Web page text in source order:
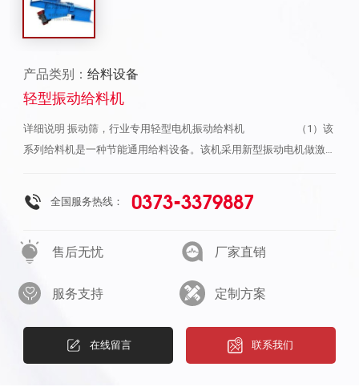
产品类别： 给料设备
轻型振动给料机
详细说明 振动筛，行业专用轻型电机振动给料机 （1）该
系列给料机是一种节能通用给料设备。该机采用新型振动电机做激振
连续均匀，料槽磨损小，使用寿命长等优点。（3）该设备常与振动
输送机、振动筛、斗式提升机、破碎机等配套使用，用于自动配称、
械等行业理想的给料设备。
全国服务热线： 0373-3379887
售后无忧 厂家直销
服务支持 定制方案
在线留言 联系我们